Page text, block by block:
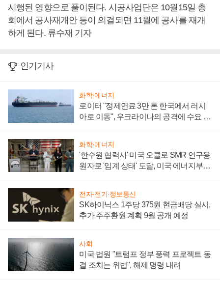
시행된 영향으로 풀이된다. 시공사업단은 10월15일 총
회에서 공사재개안 등이 의결되면 11월에 공사를 재개
하게 된다. 류수재 기자
인기기사
화학·에너지
로이터 "정제연료 3만 톤 한국에서 러시
아로 이동", 우크라이나의 공격에 수요 늘
화학·에너지
'한수원 협력사' 미국 오클로 SMR 연구용
원자로 '임계 상태' 도달, 미국 에너지부
전자·전기·정보통신
SK하이닉스 1주당 375원 현금배당 실시,
추가 주주환원 계획 9월 공개 예정
사회
미국 법원 "트럼프 정부 풍력 프로젝트 동
결 조치는 위법", 해제 명령 내려